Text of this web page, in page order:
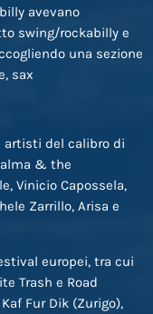
avevano
swing/rockabilly e
una sezione
sax
artisti del calibro di
& the
Vinicio Capossela,
Zarrillo, Arisa e
europei, tra cui
Trash e Road
Fur Dik (Zurigo),